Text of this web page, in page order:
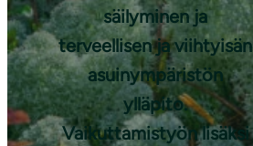
säilyminen ja
terveellisen ja viihtyisän
asuinympäristön
ylläpito.
Vaikuttamistyön lisäksi